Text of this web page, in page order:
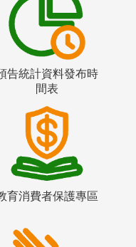
告統計資料發布時
間表
育消費者保護專區